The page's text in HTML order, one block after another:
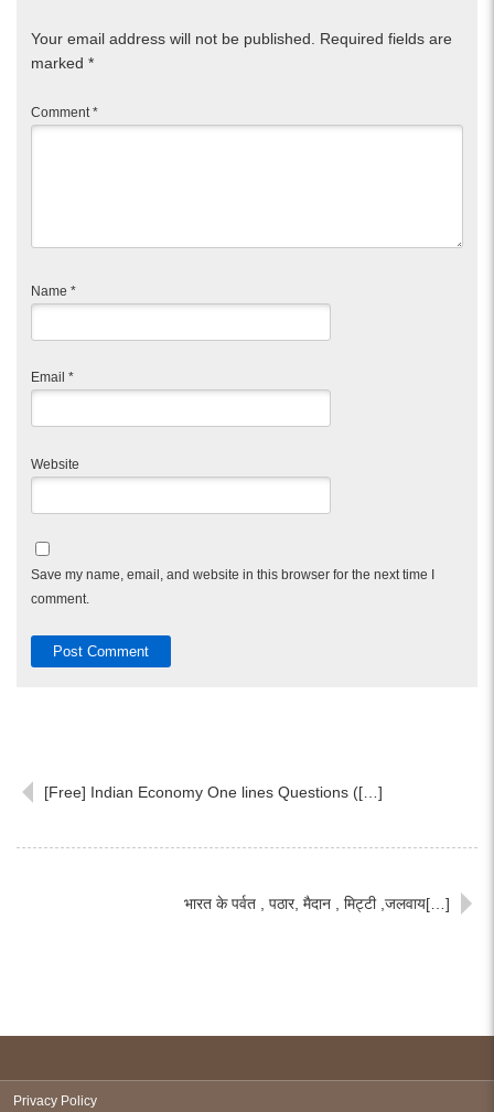
Your email address will not be published.
Required fields are
marked *
Comment *
Name *
Email *
Website
Save my name, email, and website in this browser for the next time I
comment.
[Free] Indian Economy One lines Questions ([…]
भारत के पर्वत , पठार, मैदान , मिट्टी ,जलवाय[…]
Privacy Policy